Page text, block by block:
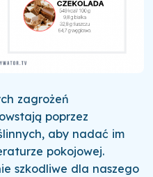
zagrożeń
poprzez
aby nadać im
pokojowej.
szkodliwe dla naszego